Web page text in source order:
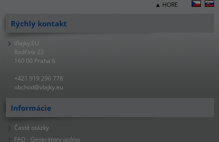
▲ HORE
Rýchly kontakt
Vlajky.EU
Radčina 22
160 00 Praha 6
+421 919 296 778
obchod@vlajky.eu
Informácie
Časté otázky
FAQ - Generátory ozónu